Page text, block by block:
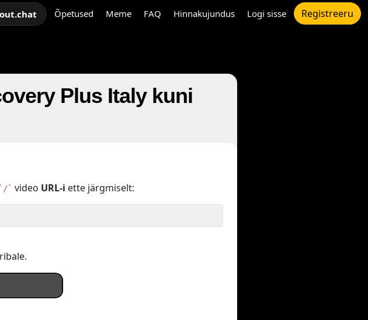
Õpetused Meme FAQ Hinnakujundus Logi sisse Registreeru
Plus Italy kuni
`/` video URL-i ette järgmiselt: